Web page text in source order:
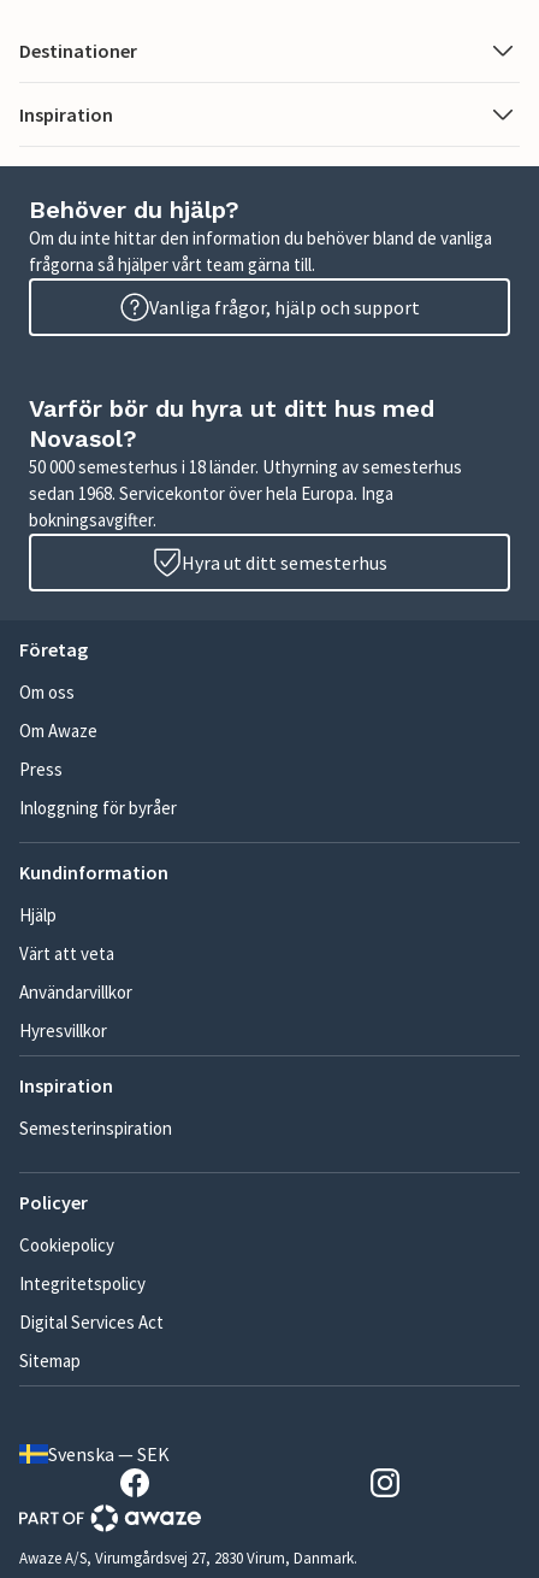
Destinationer
Inspiration
Behöver du hjälp?
Om du inte hittar den information du behöver bland de vanliga
frågorna så hjälper vårt team gärna till.
Vanliga frågor, hjälp och support
Varför bör du hyra ut ditt hus med
Novasol?
50 000 semesterhus i 18 länder. Uthyrning av semesterhus
sedan 1968. Servicekontor över hela Europa. Inga
bokningsavgifter.
Hyra ut ditt semesterhus
Företag
Om oss
Om Awaze
Press
Inloggning för byråer
Kundinformation
Hjälp
Värt att veta
Användarvillkor
Hyresvillkor
Inspiration
Semesterinspiration
Policyer
Cookiepolicy
Integritetspolicy
Digital Services Act
Sitemap
Svenska — SEK
Awaze A/S, Virumgårdsvej 27, 2830 Virum, Danmark.